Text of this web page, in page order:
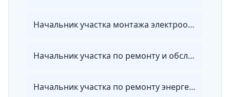
Начальник участка монтажа электрооборудования
Начальник участка по ремонту и обслуживанию электрооборудования
Начальник участка по ремонту энергетического оборудования, зданий и сооружений